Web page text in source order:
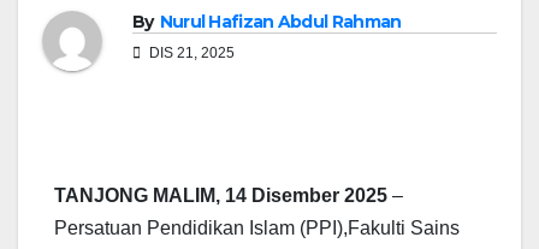
By Nurul Hafizan Abdul Rahman
DIS 21, 2025
TANJONG MALIM, 14 Disember 2025 –
Persatuan Pendidikan Islam (PPI),Fakulti Sains